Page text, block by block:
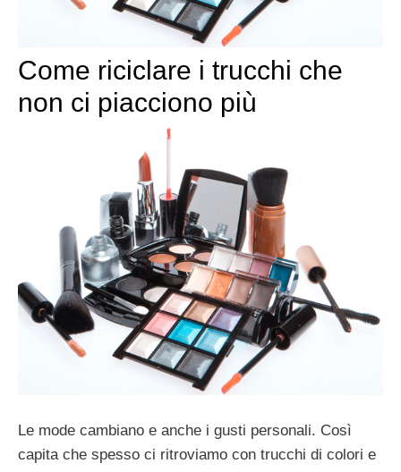
Come riciclare i trucchi che
non ci piacciono più
Le mode cambiano e anche i gusti personali. Così
capita che spesso ci ritroviamo con trucchi di colori e